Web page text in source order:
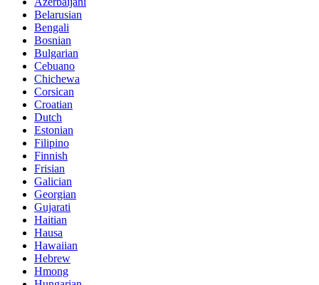
Belarusian
Bengali
Bosnian
Bulgarian
Cebuano
Chichewa
Corsican
Croatian
Dutch
Estonian
Filipino
Finnish
Frisian
Galician
Georgian
Gujarati
Haitian
Hausa
Hawaiian
Hebrew
Hmong